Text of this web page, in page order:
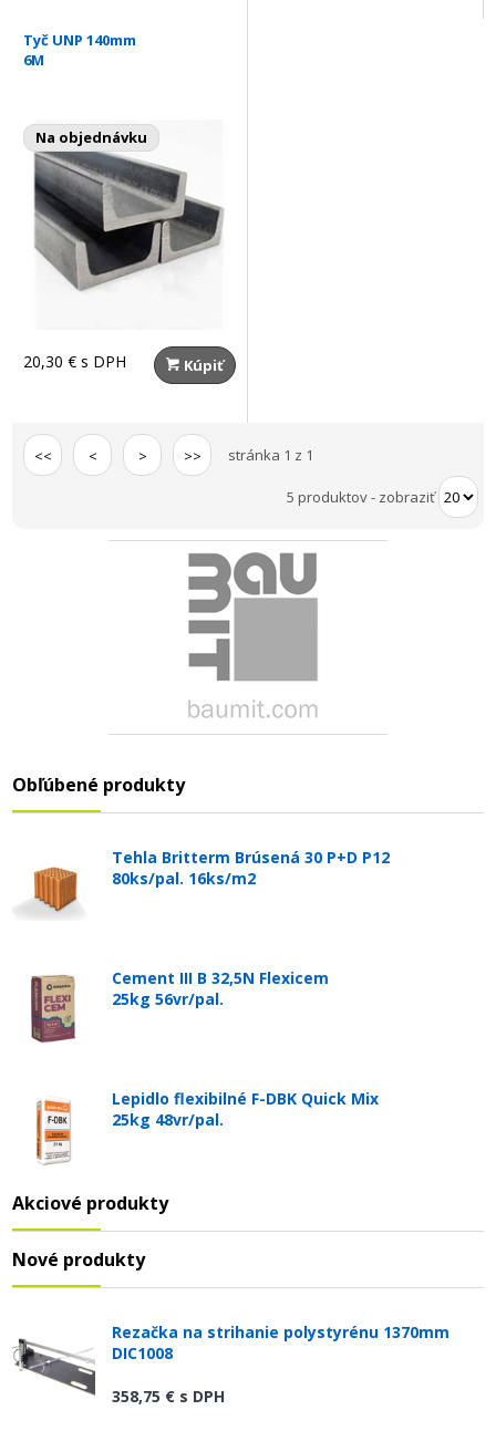
Tyč UNP 140mm
6M
Na objednávku
20,30 €s DPH Kúpiť
<< < > >> stránka 1 z 1
5 produktov- zobraziť
Obľúbené produkty
Tehla Britterm Brúsená 30 P+D P12
80ks/pal. 16ks/m2
Cement III B 32,5N Flexicem
25kg 56vr/pal.
Lepidlo flexibilné F-DBK Quick Mix
25kg 48vr/pal.
Akciové produkty
Nové produkty
Rezačka na strihanie polystyrénu 1370mm
DIC1008
358,75 € s DPH